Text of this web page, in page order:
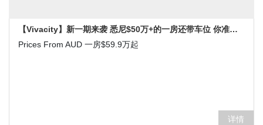
【Vivacity】新一期来袭 悉尼$50万+的一房还带车位 你准备好了吗
Prices From AUD 一房$59.9万起
详情